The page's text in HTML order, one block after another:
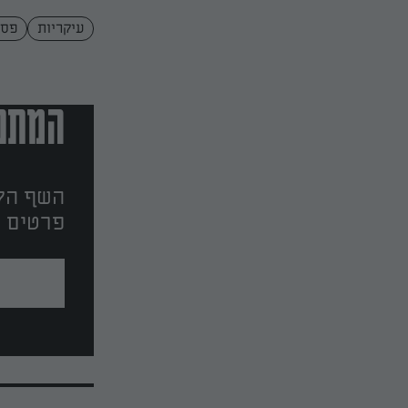
עיקריות
השף
פרטים